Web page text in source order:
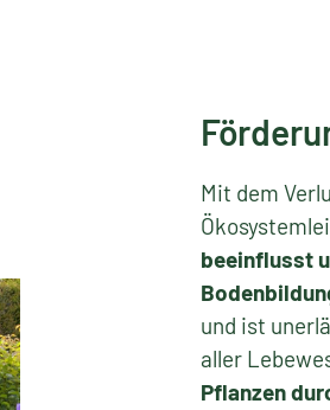
Mit dem
beeinflusst
und ist
aller
Pflanzen